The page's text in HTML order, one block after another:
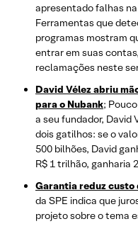
apresentado falhas
Ferramentas que
programas mostram
entrar em suas
reclamações neste
David Vélez abriu
para o Nubank;
a seu fundador, David
dois gatilhos: se o
500 bilhões, David
R$ 1 trilhão, ganharia
Garantia reduz
da SPE indica que
projeto sobre o tema